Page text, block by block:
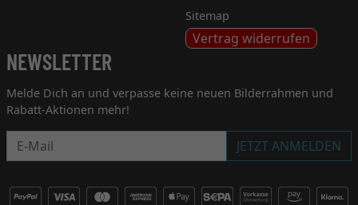
Sitemap
Vertrag widerrufen
NEWSLETTER
Melde Dich an und verpasse keine neuen Bilderrahmen und
Rabatt-Aktionen mehr!
Newsletter
JETZT ANMELDEN